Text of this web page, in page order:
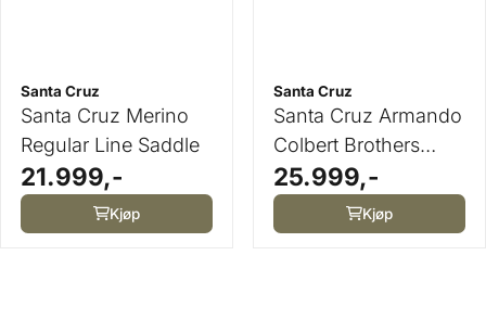
Santa Cruz
Santa Cruz Merino
Regular Line Saddle
21.999,-
Kjøp
Santa Cruz
Santa Cruz Armando
Colbert Brothers
Saddle
25.999,-
Kjøp